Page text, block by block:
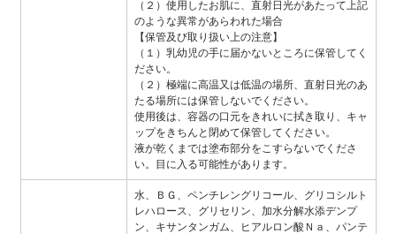
（２）使用したお肌に、直射日光があたって上記
のような異常があらわれた場合
【保管及び取り扱い上の注意】
（１）乳幼児の手に届かないところに保管してく
ださい。
（２）極端に高温又は低温の場所、直射日光のあ
たる場所には保管しないでください。
使用後は、容器の口元をきれいに拭き取り、キャ
ップをきちんと閉めて保管してください。
液が乾くまでは塗布部分をこすらないでくださ
い。目に入る可能性があります。
水、ＢＧ、ペンチレングリコール、グリコシルト
レハロース、グリセリン、加水分解水添デンプ
ン、キサンタンガム、ヒアルロン酸Ｎａ、パンテ